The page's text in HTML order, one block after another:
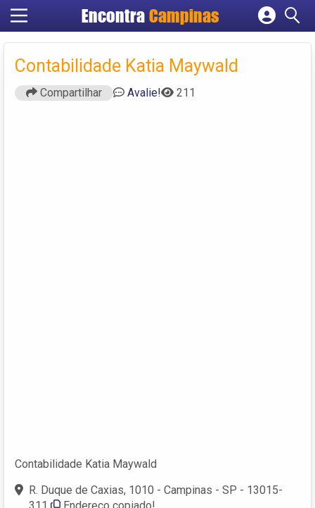
Encontra Campinas
Cadastrar empresa
Criar conta
Contabilidade Katia Maywald
Compartilhar Avalie! 211
Contabilidade Katia Maywald
R. Duque de Caxias, 1010 - Campinas - SP - 13015-
311
Endereço copiado!